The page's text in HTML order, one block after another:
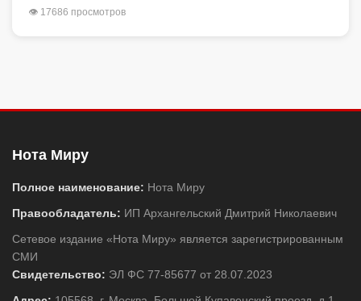
👁 17686 просмотров
Нота Миру
Полное наименование: Нота Миру
Правообладатель: ИП Архангельский Дмитрий Николаевич
Сетевое издание «Нота Миру» является зарегистрированным
СМИ
Свидетельство: ЭЛ ФС 77-85677 от 28.07.2023